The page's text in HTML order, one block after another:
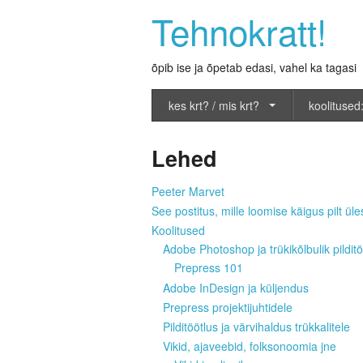
Tehnokratt!
õpib ise ja õpetab edasi, vahel ka tagasi
kes krt? / mis krt?
Lehed
Peeter Marvet
See postitus, mille loomise käigus pilt
Koolitused
Adobe Photoshop ja trükikõlbulik
Prepress 101
Adobe InDesign ja küljendus
Prepress projektijuhtidele
Pilditöötlus ja värvihaldus trükkalitele
Vikid, ajaveebid, folksonoomia jne